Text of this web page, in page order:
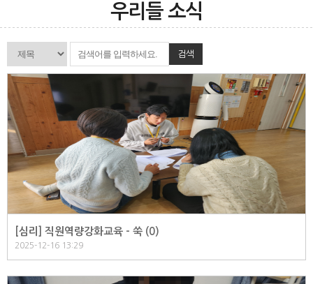
우리들 소식
검색
[심리] 직원역량강화교육 - 쑥 (0)
2025-12-16 13:29